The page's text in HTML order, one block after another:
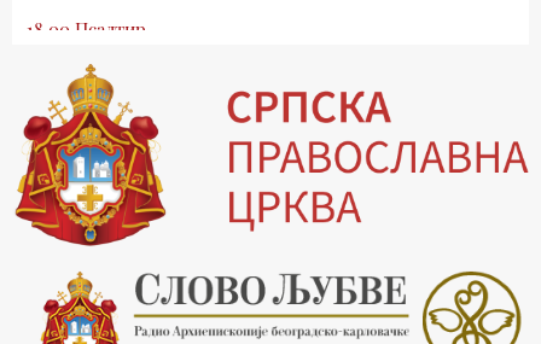
18.00 Псалтир
19.03 Млади у Цркви
19.30 Вечерње молитве
20.00 Вести из Цркве
20.15 Реч архијереја
20.30 Хроника Архиепископије
21.03 Врлинослов
22.03 Црквена предавања и трибине